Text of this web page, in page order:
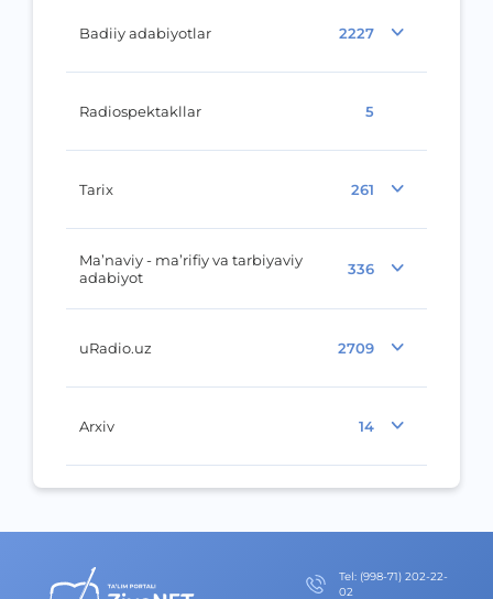
Badiiy adabiyotlar 2227
Radiospektakllar 5
Tarix 261
Ma’naviy - ma’rifiy va tarbiyaviy
adabiyot
336
uRadio.uz 2709
Arxiv 14
Теl: (998-71) 202-22-
02